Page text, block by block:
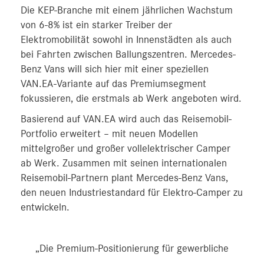
Die KEP-Branche mit einem jährlichen Wachstum
von 6-8% ist ein starker Treiber der
Elektromobilität sowohl in Innenstädten als auch
bei Fahrten zwischen Ballungszentren. Mercedes-
Benz Vans will sich hier mit einer speziellen
VAN.EA-Variante auf das Premiumsegment
fokussieren, die erstmals ab Werk angeboten wird.
Basierend auf VAN.EA wird auch das Reisemobil-
Portfolio erweitert – mit neuen Modellen
mittelgroßer und großer vollelektrischer Camper
ab Werk. Zusammen mit seinen internationalen
Reisemobil-Partnern plant Mercedes‑Benz Vans,
den neuen Industriestandard für Elektro-Camper zu
entwickeln.
„Die Premium-Positionierung für gewerbliche